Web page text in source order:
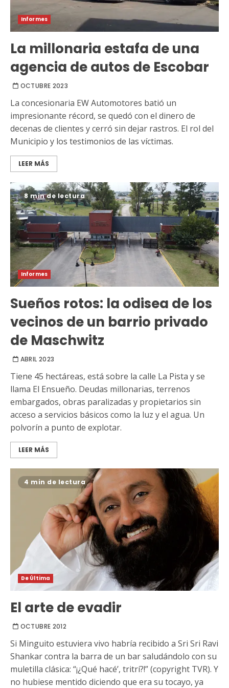
Informes
La millonaria estafa de una
agencia de autos de Escobar
OCTUBRE 2023
La concesionaria EW Automotores batió un
impresionante récord, se quedó con el dinero de
decenas de clientes y cerró sin dejar rastros. El rol del
Municipio y los testimonios de las víctimas.
LEER MÁS
8 min de lectura
Informes
Sueños rotos: la odisea de los
vecinos de un barrio privado
de Maschwitz
ABRIL 2023
Tiene 45 hectáreas, está sobre la calle La Pista y se
llama El Ensueño. Deudas millonarias, terrenos
embargados, obras paralizadas y propietarios sin
acceso a servicios básicos como la luz y el agua. Un
polvorín a punto de explotar.
LEER MÁS
4 min de lectura
De Última
El arte de evadir
OCTUBRE 2012
Si Minguito estuviera vivo habría recibido a Sri Sri Ravi
Shankar contra la barra de un bar saludándolo con su
muletilla clásica: “¡¿Qué hacé’, tritrí?!” (copyright TVR). Y
no hubiese mentido diciendo que era su tocayo, ya